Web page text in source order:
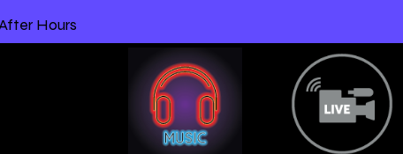
Hours